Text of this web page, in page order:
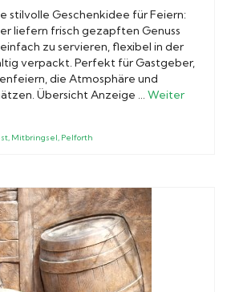
stilvolle Geschenkidee für Feiern:
liefern frisch gezapften Genuss
zu servieren, flexibel in der
verpackt. Perfekt für Gastgeber,
die Atmosphäre und
Übersicht Anzeige … Weiter
, Mitbringsel, Pelforth